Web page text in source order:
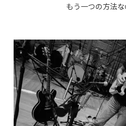
もう一つの方法な